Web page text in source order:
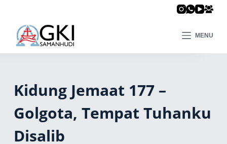
MENU
Kidung Jemaat 177 –
Golgota, Tempat Tuhanku
Disalib